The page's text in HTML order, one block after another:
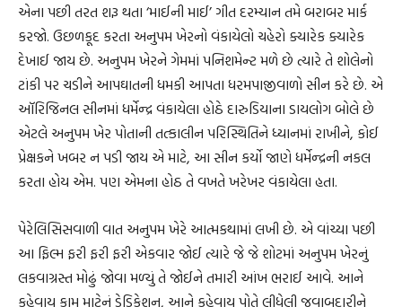
એના પછી તરત શરૂ થતા ‘માઈની માઈ’ ગીત દરમ્યાન તમે બરાબર માર્ક
કરજો. ઉછળકૂદ કરતા અનુપમ ખેરનો વંકાયેલો ચહેરો ક્યારેક ક્યારેક
દેખાઈ જાય છે. અનુપમ ખેરને ગેમમાં પનિશમેન્ટ મળે છે ત્યારે તે શોલેનો
ટાંકી પર ચડીને આપઘાતની ધમકી આપતા ધરમપાજીવાળો સીન કરે છે. એ
ઑરિજિનલ સીનમાં ધર્મેન્દ્ર વંકાયેલા હોઠે દારુડિયાના ડાયલોગ બોલે છે
એટલે અનુપમ ખેર પોતાની તત્કાલીન પરિસ્થિતિને ધ્યાનમાં રાખીને, કોઈ
પ્રેક્ષકને ખબર ન પડી જાય એ માટે, આ સીન કર્યો જાણે ધર્મેન્દ્રની નકલ
કરતા હોય એમ. પણ એમના હોઠ તે વખતે ખરેખર વંકાયેલા હતા.
પેરેલિસિસવાળી વાત અનુપમ ખેરે આત્મકથામાં લખી છે. એ વાંચ્યા પછી
આ ફિલ્મ ફરી ફરી ફરી એકવાર જોઈ ત્યારે જે જે શોટમાં અનુપમ ખેરનું
લકવાગ્રસ્ત મોઢું જોવા મળ્યું તે જોઈને તમારી આંખ ભરાઈ આવે. આને
કહેવાય કામ માટેનું ડેડિકેશન, આને કહેવાય પોતે લીધેલી જવાબદારીને